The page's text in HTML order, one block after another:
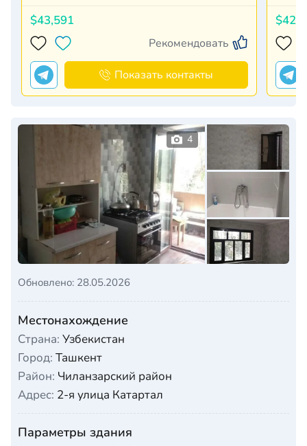
$43,591
Рекомендовать
Показать контакты
4
Обновлено: 28.05.2026
Местонахождение
Страна: Узбекистан
Город: Ташкент
Район: Чиланзарский район
Адрес: 2-я улица Катартал
Параметры здания